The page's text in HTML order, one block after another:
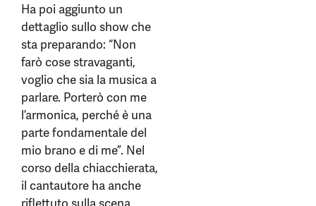
Ha poi aggiunto un
dettaglio sullo show che
sta preparando: “Non
farò cose stravaganti,
voglio che sia la musica a
parlare. Porterò con me
l’armonica, perché è una
parte fondamentale del
mio brano e di me”. Nel
corso della chiacchierata,
il cantautore ha anche